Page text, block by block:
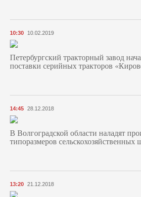
10:30 10.02.2019
Петербургский тракторный завод
поставки серийных тракторов
14:45 28.12.2018
В Волгоградской области наладят
типоразмеров сельскохозяйственных
13:20 21.12.2018